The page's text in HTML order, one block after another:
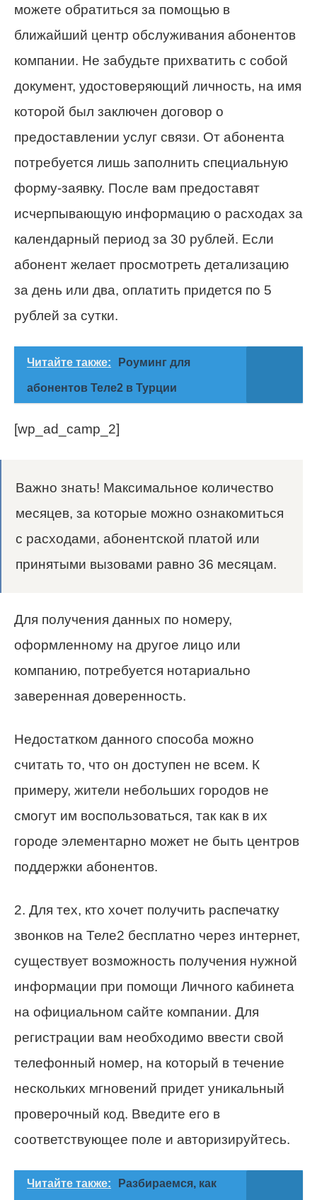
можете обратиться за помощью в
ближайший центр обслуживания абонентов
компании. Не забудьте прихватить с собой
документ, удостоверяющий личность, на имя
которой был заключен договор о
предоставлении услуг связи. От абонента
потребуется лишь заполнить специальную
форму-заявку. После вам предоставят
исчерпывающую информацию о расходах за
календарный период за 30 рублей. Если
абонент желает просмотреть детализацию
за день или два, оплатить придется по 5
рублей за сутки.
Читайте также: Роуминг для
абонентов Теле2 в Турции
[wp_ad_camp_2]
Важно знать! Максимальное количество
месяцев, за которые можно ознакомиться
с расходами, абонентской платой или
принятыми вызовами равно 36 месяцам.
Для получения данных по номеру,
оформленному на другое лицо или
компанию, потребуется нотариально
заверенная доверенность.
Недостатком данного способа можно
считать то, что он доступен не всем. К
примеру, жители небольших городов не
смогут им воспользоваться, так как в их
городе элементарно может не быть центров
поддержки абонентов.
2. Для тех, кто хочет получить распечатку
звонков на Теле2 бесплатно через интернет,
существует возможность получения нужной
информации при помощи Личного кабинета
на официальном сайте компании. Для
регистрации вам необходимо ввести свой
телефонный номер, на который в течение
нескольких мгновений придет уникальный
проверочный код. Введите его в
соответствующее поле и авторизируйтесь.
Читайте также: Разбираемся, как